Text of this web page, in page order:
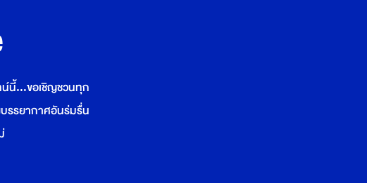
น์นี้…ขอเชิญชวนทุก
รรยากาศอันร่มรื่น